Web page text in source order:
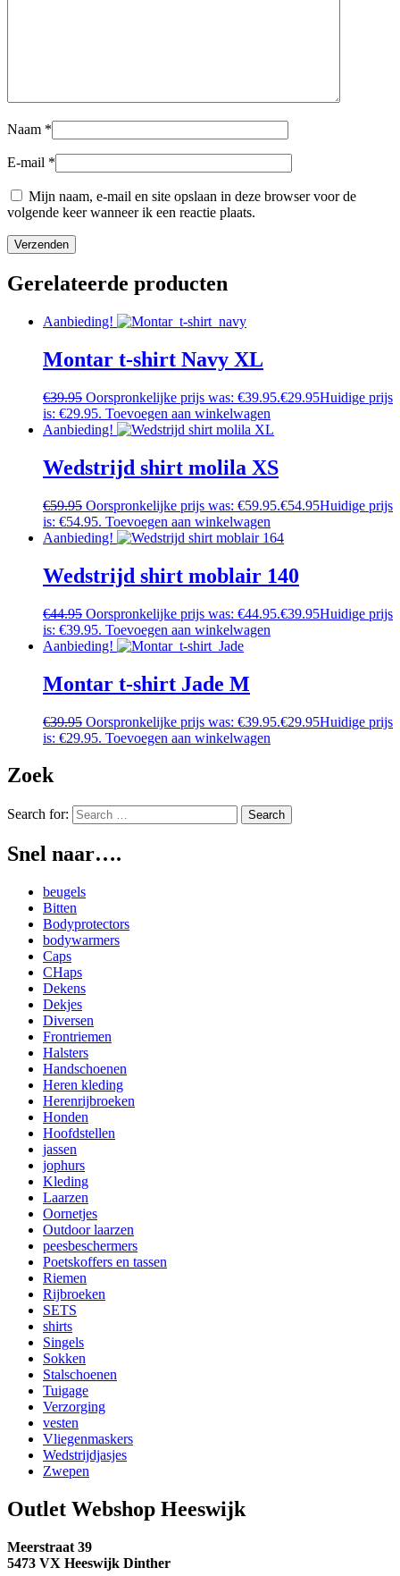
Naam *
E-mail *
Mijn naam, e-mail en site opslaan in deze browser voor de
volgende keer wanneer ik een reactie plaats.
Gerelateerde producten
Aanbieding!
Montar t-shirt Navy XL
€39.95 Oorspronkelijke prijs was: €39.95.€29.95Huidige prijs
is: €29.95. Toevoegen aan winkelwagen
Aanbieding!
Wedstrijd shirt molila XS
€59.95 Oorspronkelijke prijs was: €59.95.€54.95Huidige prijs
is: €54.95. Toevoegen aan winkelwagen
Aanbieding!
Wedstrijd shirt moblair 140
€44.95 Oorspronkelijke prijs was: €44.95.€39.95Huidige prijs
is: €39.95. Toevoegen aan winkelwagen
Aanbieding!
Montar t-shirt Jade M
€39.95 Oorspronkelijke prijs was: €39.95.€29.95Huidige prijs
is: €29.95. Toevoegen aan winkelwagen
Zoek
Search for:
Snel naar….
beugels
Bitten
Bodyprotectors
bodywarmers
Caps
CHaps
Dekens
Dekjes
Diversen
Frontriemen
Halsters
Handschoenen
Heren kleding
Herenrijbroeken
Honden
Hoofdstellen
jassen
jophurs
Kleding
Laarzen
Oornetjes
Outdoor laarzen
peesbeschermers
Poetskoffers en tassen
Riemen
Rijbroeken
SETS
shirts
Singels
Sokken
Stalschoenen
Tuigage
Verzorging
vesten
Vliegenmaskers
Wedstrijdjasjes
Zwepen
Outlet Webshop Heeswijk
Meerstraat 39
5473 VX Heeswijk Dinther